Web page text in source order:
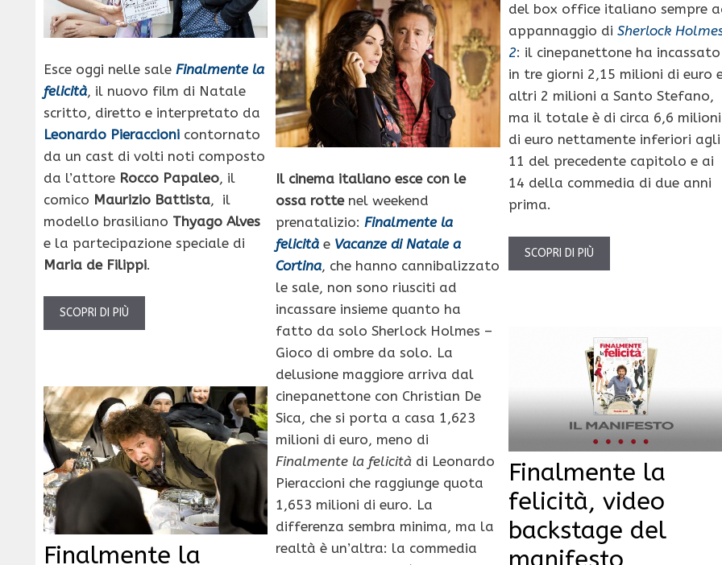
del box office italiano sempre
appannaggio di Sherlock
2: il cinepanettone ha incassato
in tre giorni 2,15 milioni di euro
altri 2 milioni a Santo Stefano,
ma il totale è di circa 6,6 milioni
di euro nettamente inferiori agli
11 del precedente capitolo e ai
14 della commedia di due anni
prima.
SCOPRI DI PIÙ
Il cinema italiano esce con le
ossa rottenel weekend
prenatalizio: Finalmente la
felicità e Vacanze di Natale a
Cortina, che hanno cannibalizzato
le sale, non sono riusciti ad
incassare insieme quanto ha
fatto da solo Sherlock Holmes –
Gioco di ombre da solo. La
delusione maggiore arriva dal
cinepanettone con Christian De
Sica, che si porta a casa 1,623
milioni di euro, meno di
Finalmente la felicità di Leonardo
Pieraccioni che raggiunge quota
1,653 milioni di euro. La
differenza sembra minima, ma la
realtà è un’altra: la commedia
Esce oggi nelle sale Finalmente la
felicità, il nuovo film di Natale
scritto, diretto e interpretato da
Leonardo Pieraccioni contornato
da un cast di volti noti composto
da l’attore Rocco Papaleo, il
comico Maurizio Battista, il
modello brasiliano Thyago Alves
e la partecipazione speciale di
Maria de Filippi.
SCOPRI DI PIÙ
Finalmente la
felicità, video
backstage del
Finalmente la